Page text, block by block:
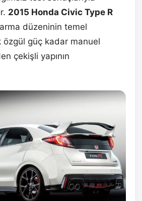
2015 Honda Civic Type R
düzeninin temel
özgül güç kadar manuel
çekişli yapının